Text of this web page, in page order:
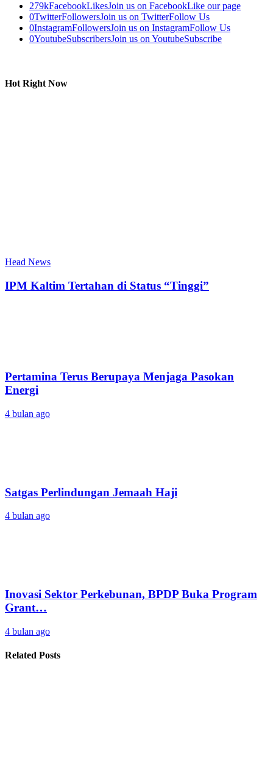
279kFacebookLikesJoin us on FacebookLike our page
0TwitterFollowersJoin us on TwitterFollow Us
0InstagramFollowersJoin us on InstagramFollow Us
0YoutubeSubscribersJoin us on YoutubeSubscribe
Hot Right Now
Head News
IPM Kaltim Tertahan di Status “Tinggi”
Pertamina Terus Berupaya Menjaga Pasokan
Energi
4 bulan ago
Satgas Perlindungan Jemaah Haji
4 bulan ago
Inovasi Sektor Perkebunan, BPDP Buka Program
Grant…
4 bulan ago
Related Posts